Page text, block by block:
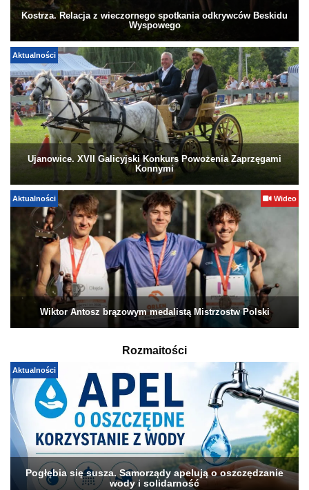
Kostrza. Relacja z wieczornego spotkania odkrywców Beskidu
Wyspowego
Aktualności
Ujanowice. XVII Galicyjski Konkurs Powożenia Zaprzęgami
Konnymi
Aktualności Wideo
Wiktor Antosz brązowym medalistą Mistrzostw Polski
Rozmaitości
Aktualności
Pogłębia się susza. Samorządy apelują o oszczędzanie
wody i solidarność